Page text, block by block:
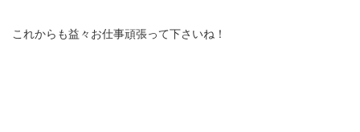
これからも益々お仕事頑張って下さいね！